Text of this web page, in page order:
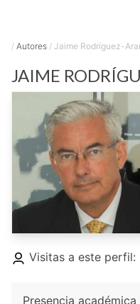
/ Autores / Jaime Rodríguez-
JAIME
Visitas a este perfil:
Presencia académica